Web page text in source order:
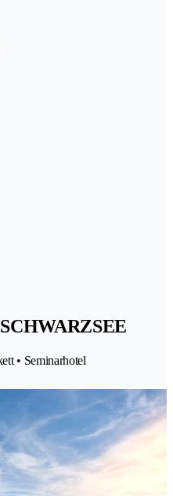
• Seminarhotel